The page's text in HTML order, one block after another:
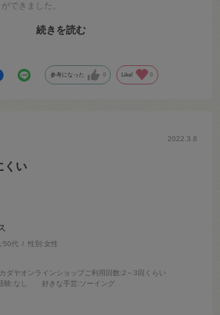
できました。
ませんが、家にあった糸よりも細くて丈夫そうで
続きを読む
参考になった 0 Like! 0
50代 性別:女性
ダヤオンラインショップご利用回数:2～3回くらい
験:なし 好きな手芸:ソーイング
2022.3.8
くい